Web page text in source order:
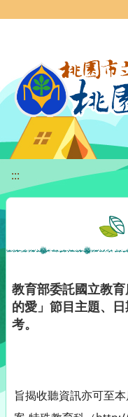
:::
教育部委託國立教
的愛」節目主題、
考。
旨揭收聽資訊亦可至